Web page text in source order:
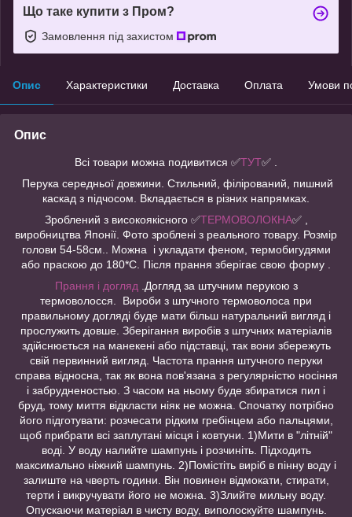
Що таке купити з Пром?
Замовлення під захистом
Опис Характеристики Доставка Оплата Умови
Опис
Всі товари можна подивитися ✅ТУТ✅ .
Перука середньої довжини. Стильний, філірований, пишний
каскад з підчосом. Вкладається в різних напрямках.
Зроблений з високоякісного ✅ТЕРМОВОЛОКНА✅ ,
виробництва Японії. Фото зроблені з реального товару. Розмір
голови 54-58см.. Можна і укладати феном, термобигудями
або праскою до 180*С. Після прання зберігає свою форму .
Прання і догляд .Догляд за штучним перукою з
термоволосся. Вироби з штучного термоволоса при
правильному догляді буде мати більш натуральний вигляд і
прослужить довше. Зберігання виробів з штучних матеріалів
здійснюється на манекені або підставці, так вони збережуть
свій первинний вигляд. Частота прання штучного перуки
справа відносна, так як вона пов'язана з регулярністю носіння
і забрудненостью. З часом на ньому буде збиратися пил і
бруд, тому миття відкласти ніяк не можна. Спочатку потрібно
його підготувати: розчесати рідким гребінцем або пальцями,
щоб прибрати всі заплутані місця і ковтуни. 1)Мити в "літній"
воді. У воду налийте шампунь і розчиніть. Підходить
максимально ніжний шампунь. 2)Помістіть виріб в пінну воду і
залиште на чверть години. Він повинен відмокати, стирати,
терти і викручувати його не можна. 3)Злийте мильну воду.
Опускаючи матеріал в чисту воду, виполоскуйте шампунь.